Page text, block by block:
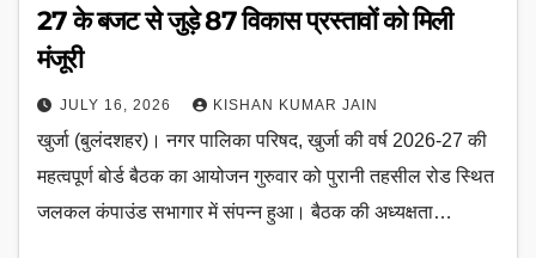
27 के बजट से जुड़े 87 विकास प्रस्तावों को मिली
मंजूरी
JULY 16, 2026 KISHAN KUMAR JAIN
खुर्जा (बुलंदशहर)। नगर पालिका परिषद, खुर्जा की वर्ष 2026-27 की
महत्वपूर्ण बोर्ड बैठक का आयोजन गुरुवार को पुरानी तहसील रोड स्थित
जलकल कंपाउंड सभागार में संपन्न हुआ। बैठक की अध्यक्षता…